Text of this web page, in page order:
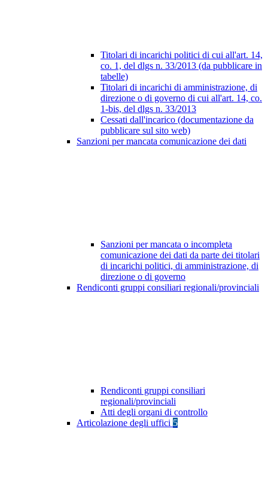
Titolari di incarichi politici di cui all'art. 14,
co. 1, del dlgs n. 33/2013 (da pubblicare in
tabelle)
Titolari di incarichi di amministrazione, di
direzione o di governo di cui all'art. 14, co.
1-bis, del dlgs n. 33/2013
Cessati dall'incarico (documentazione da
pubblicare sul sito web)
Sanzioni per mancata comunicazione dei dati
Sanzioni per mancata o incompleta
comunicazione dei dati da parte dei titolari
di incarichi politici, di amministrazione, di
direzione o di governo
Rendiconti gruppi consiliari regionali/provinciali
Rendiconti gruppi consiliari
regionali/provinciali
Atti degli organi di controllo
Articolazione degli uffici 5